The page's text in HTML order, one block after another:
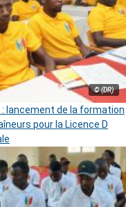
© (DR)
: lancement de la formation
pour la Licence D